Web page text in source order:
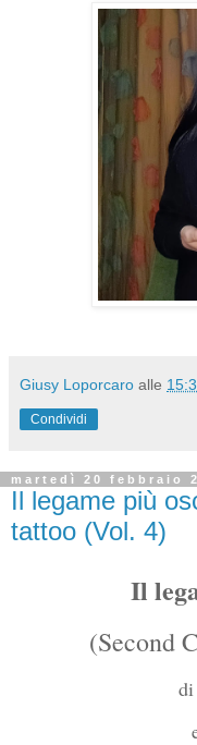
Giusy Loporcaro alle
Condividi
martedì 20 febbraio
Il legame più
tattoo (Vol. 4)
Il
(Second
di